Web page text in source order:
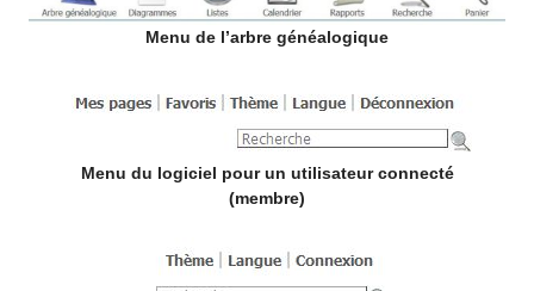
Menu de l’arbre généalogique
Menu du logiciel pour un utilisateur connecté
(membre)